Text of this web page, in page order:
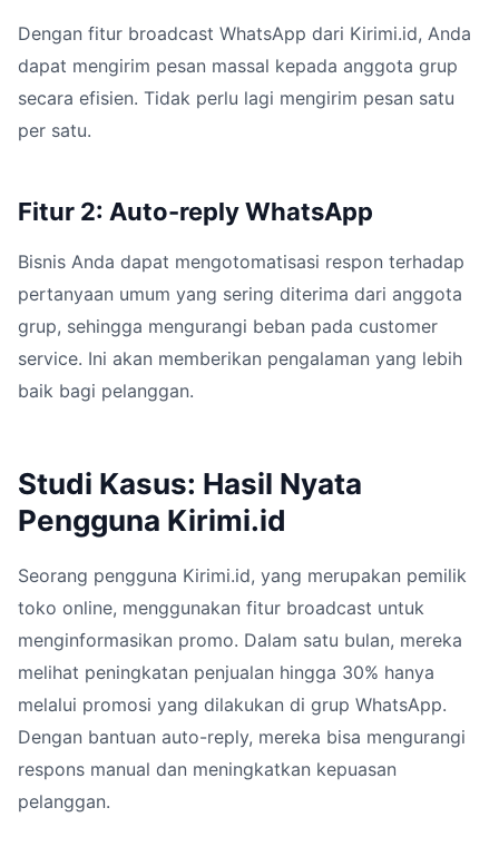
Dengan fitur broadcast WhatsApp dari Kirimi.id, Anda
dapat mengirim pesan massal kepada anggota grup
secara efisien. Tidak perlu lagi mengirim pesan satu
per satu.
Fitur 2: Auto-reply WhatsApp
Bisnis Anda dapat mengotomatisasi respon terhadap
pertanyaan umum yang sering diterima dari anggota
grup, sehingga mengurangi beban pada customer
service. Ini akan memberikan pengalaman yang lebih
baik bagi pelanggan.
Studi Kasus: Hasil Nyata
Pengguna Kirimi.id
Seorang pengguna Kirimi.id, yang merupakan pemilik
toko online, menggunakan fitur broadcast untuk
menginformasikan promo. Dalam satu bulan, mereka
melihat peningkatan penjualan hingga 30% hanya
melalui promosi yang dilakukan di grup WhatsApp.
Dengan bantuan auto-reply, mereka bisa mengurangi
respons manual dan meningkatkan kepuasan
pelanggan.